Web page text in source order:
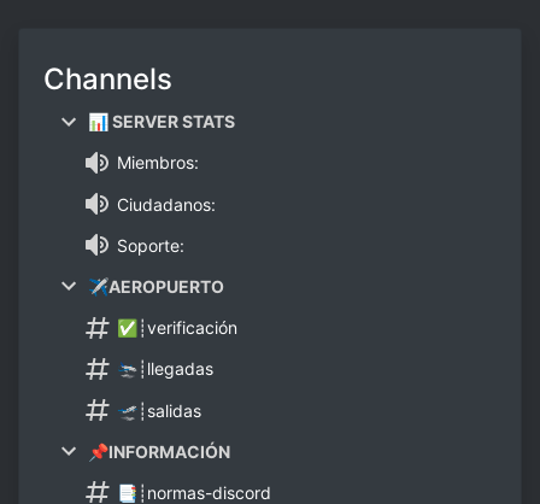
Channels
📊 SERVER STATS
Miembros:
Ciudadanos:
Soporte:
✈AEROPUERTO
✅┊verificación
🛬┊llegadas
🛫┊salidas
📌INFORMACIÓN
📑┊normas-discord